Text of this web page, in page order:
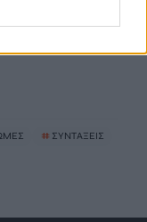
# ΣΥΝΤΑΞΕΙΣ